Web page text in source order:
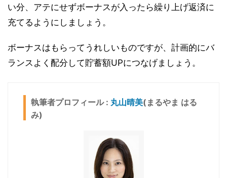
い分、アテにせずボーナスが入ったら繰り上げ返済に
充てるようにしましょう。
ボーナスはもらってうれしいものですが、計画的にバ
ランスよく配分して貯蓄額UPにつなげましょう。
執筆者プロフィール : 丸山晴美(まるやま はる
み)